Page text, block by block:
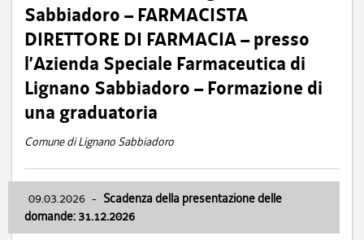
Sabbiadoro – FARMACISTA
DIRETTORE DI FARMACIA – presso
l’Azienda Speciale Farmaceutica di
Lignano Sabbiadoro – Formazione di
una graduatoria
Comune di Lignano Sabbiadoro
09.03.2026 - Scadenza della presentazione delle
domande: 31.12.2026